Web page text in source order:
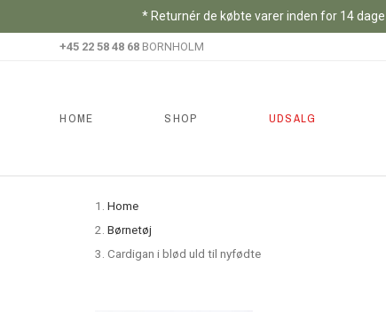
* Returnér de købte varer inden for 14
+45 22 58 48 68 BORNHOLM
HOME SHOP UDSALG
Home
Børnetøj
Cardigan i blød uld til nyfødte